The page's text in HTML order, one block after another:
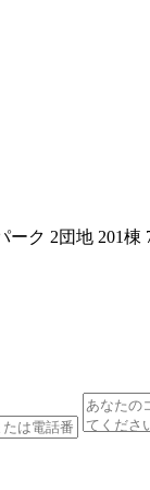
ーク 2団地 201棟